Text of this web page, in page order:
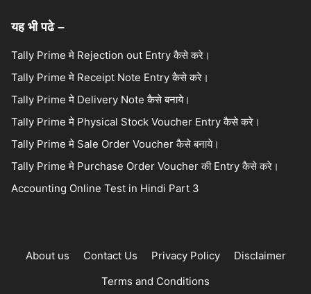
यह भी पढे –
Tally Prime मे Rejection out Entry कैसे करे।
Tally Prime मे Receipt Note Entry कैसे करे।
Tally Prime मे Delivery Note कैसे बनाये।
Tally Prime मे Physical Stock Voucher Entry कैसे करे।
Tally Prime मे Sale Order Voucher कैसे बनाये।
Tally Prime मे Purchase Order Voucher की Entry कैसे करे।
Accounting Online Test in Hindi Part 3
About us Contact Us Privacy Policy
Disclaimer
Terms and Conditions